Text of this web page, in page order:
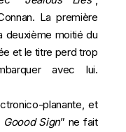
La première
deuxième moitié du
et le titre perd trop
avec lui.
planante, et
Goood Sign” ne fait